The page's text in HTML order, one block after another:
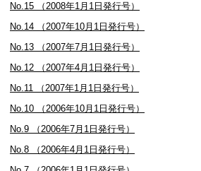
No.15 （2008年1月1日発行号）
No.14 （2007年10月1日発行号）
No.13 （2007年7月1日発行号）
No.12 （2007年4月1日発行号）
No.11 （2007年1月1日発行号）
No.10 （2006年10月1日発行号）
No.9 （2006年7月1日発行号）
No.8 （2006年4月1日発行号）